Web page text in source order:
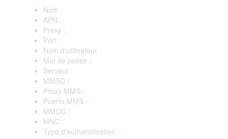
Nom :
APN :
Proxy :
Port :
Nom d'utilisateur :
Mot de passe :
Serveur :
MMSC :
Proxy MMS :
Puerto MMS :
MMCC :
MNC :
Type d'authentification :